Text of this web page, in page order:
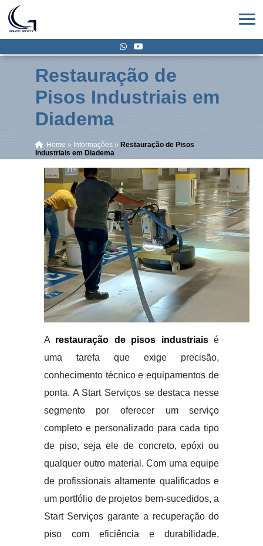
Restauração de
Pisos Industriais em
Diadema
Home » Informações » Restauração de Pisos
Industriais em Diadema
A restauração de pisos industriaisé
uma tarefa que exige precisão,
conhecimento técnico e equipamentos de
ponta. A Start Serviços se destaca nesse
segmento por oferecer um serviço
completo e personalizado para cada tipo
de piso, seja ele de concreto, epóxi ou
qualquer outro material. Com uma equipe
de profissionais altamente qualificados e
um portfólio de projetos bem-sucedidos, a
Start Serviços garante a recuperação do
piso com eficiência e durabilidade,